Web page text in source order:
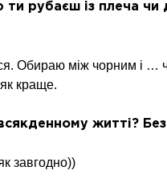
ти рубаєш із плеча
Обираю між чорним і …
краще.
житті?
завгодно))